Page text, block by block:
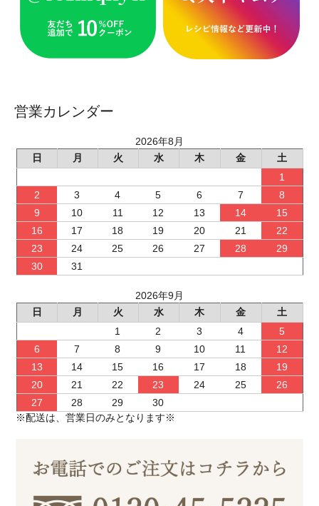
営業カレンダー
2026年8月
日
月 火 水 木 金
土
1
2
3 4 5 6 7
8
9
10 11 12 13 14
15
16
17 18 19 20 21
22
23
24 25 26 27 28
29
30
31
2026年9月
日
月 火 水 木 金
土
1
2 3 4
5
6
7 8 9 10 11
12
13
14 15 16 17 18
19
20
21 22 23 24 25
26
27
28 29
30
※配送は、営業日のみとなります※